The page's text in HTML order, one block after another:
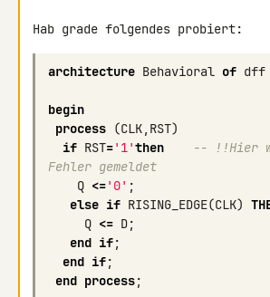
architecture Behavioral of dff
begin
process (CLK, RST)
if RST='1'then
-- !!Hier
Fehler gemeldet
Q <='0' ;
else if RISING_EDGE(CLK)
Q <= D;
end if;
end if;
end process;